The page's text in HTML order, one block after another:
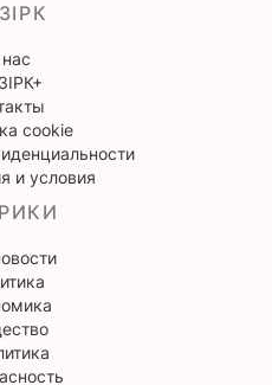
cookie
и условия